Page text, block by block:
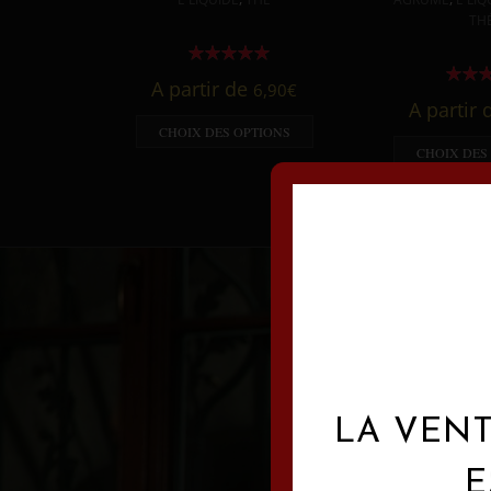
A partir de 6,90€
CHOIX DES OPTIONS
A partir
CHOIX DES
LA